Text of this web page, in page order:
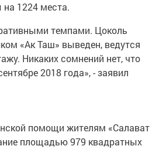
1224 места.
темпами. Цоколь
«Ак Таш» выведен, ведутся
Никаких сомнений нет, что
2018 года», - заявил
помощи жителям «Салават
площадью 979 квадратных